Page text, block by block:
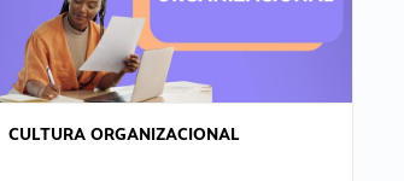
CULTURA ORGANIZACIONAL